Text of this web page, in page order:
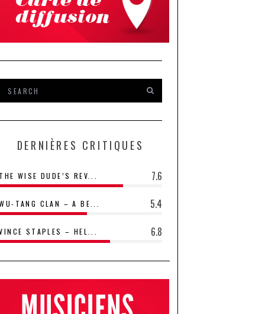
DERNIÈRES CRITIQUES
7.6
THE WISE DUDE’S REV...
5.4
TANG CLAN – A BE...
6.8
STAPLES – HEL...